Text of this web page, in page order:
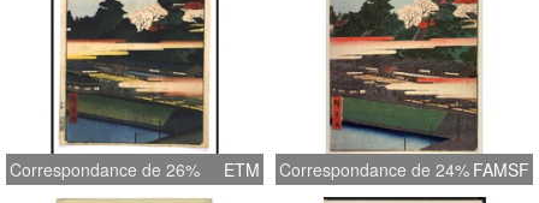
Correspondance de 26% ETM Correspondance de 24% FAMSF